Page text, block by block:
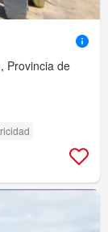
Provincia de